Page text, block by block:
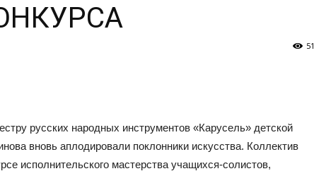
51
русских народных инструментов «Карусель» детской
вновь аплодировали поклонники искусства. Коллектив
исполнительского мастерства учащихся-солистов,